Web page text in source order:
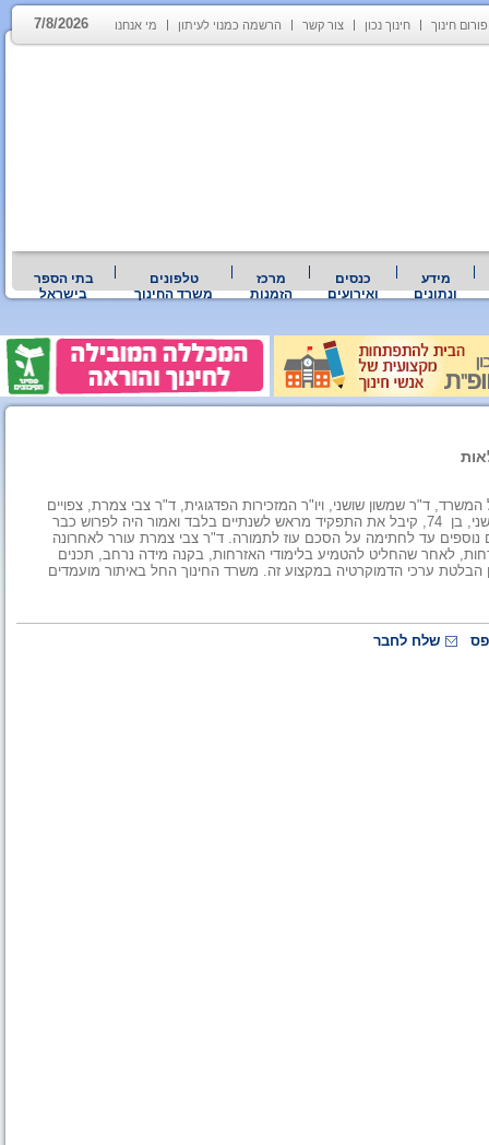
פורום חינוך חינוך נכון צור קשר הרשמה כמנוי לעיתון מי אנחנו 7/8/2026
מידע
ונתונים
כנסים
ואירועים
מרכז
הזמנות
טלפונים
משרד החינוך
בתי הספר
בישראל
ד"ר שמשון שושני, ויו"ר המזכירות הפדגוגית, ד"ר צבי צמרת, צפויים
לפרוש לקראת תחילת שנת הלימודים או מייד אחרי פתיחתה. ד"ר שושני, בן 74, קיבל את התפקיד מראש לשנתיים בלבד ואמור היה לפרוש כבר
נוספים עד לחתימה על הסכם עוז לתמורה. ד"ר צבי צמרת עורר לאחרונה
לאחר שהחליט להטמיע בלימודי האזרחות, בקנה מידה נרחב, תכנים
הבלטת ערכי הדמוקרטיה במקצוע זה. משרד החינוך החל באיתור מועמדים
שלח לחבר